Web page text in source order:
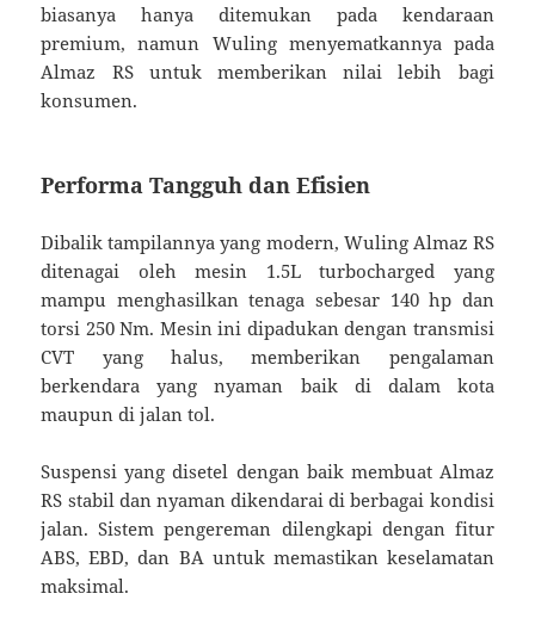
biasanya hanya ditemukan pada kendaraan
premium, namun Wuling menyematkannya pada
Almaz RS untuk memberikan nilai lebih bagi
konsumen.
Performa Tangguh dan Efisien
Dibalik tampilannya yang modern, Wuling Almaz RS
ditenagai oleh mesin 1.5L turbocharged yang
mampu menghasilkan tenaga sebesar 140 hp dan
torsi 250 Nm. Mesin ini dipadukan dengan transmisi
CVT yang halus, memberikan pengalaman
berkendara yang nyaman baik di dalam kota
maupun di jalan tol.
Suspensi yang disetel dengan baik membuat Almaz
RS stabil dan nyaman dikendarai di berbagai kondisi
jalan. Sistem pengereman dilengkapi dengan fitur
ABS, EBD, dan BA untuk memastikan keselamatan
maksimal.